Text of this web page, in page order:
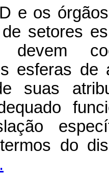
e os
setores
devem
esferas
suas
do